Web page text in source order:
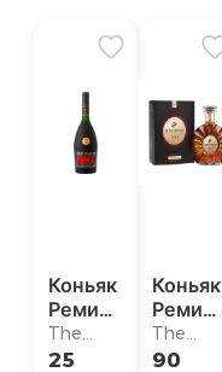
Коньяк
Реми
Мартан
VSOP
The
House
25
Коньяк
Реми
Мартан
XO
The
House
90